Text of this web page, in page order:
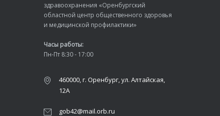
здравоохранения «Оренбургский
областной центр общественного здоровья
и медицинской профилактики»
Часы работы:
Пн-Пт 8:30 - 17:00
460000, г. Оренбург, ул. Алтайская,
12А
gob42@mail.orb.ru